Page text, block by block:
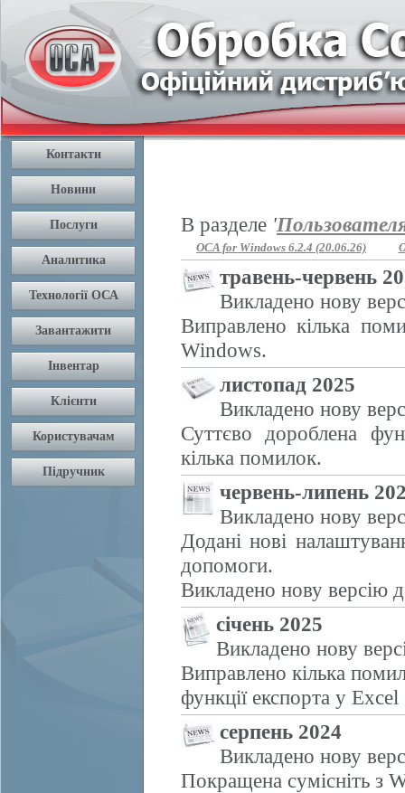
В разделе '
OCA for Windows 6.2.4 (20.06.26)
травень-червень
Викладено нову
Виправлено кілька
Windows.
листопад 2025
Викладено нову
Суттєво дороблена
кілька помилок.
червень-липень
Викладено нову
Додані нові
допомоги.
Викладено нову версію
січень 2025
Викладено нову
Виправлено кілька
функції експорта у Excel
серпень 2024
Викладено нову
Покращена сумісніть з